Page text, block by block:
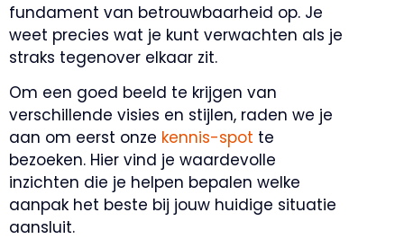
fundament van betrouwbaarheid op. Je
weet precies wat je kunt verwachten als je
straks tegenover elkaar zit.
Om een goed beeld te krijgen van
verschillende visies en stijlen, raden we je
aan om eerst onze kennis-spot te
bezoeken. Hier vind je waardevolle
inzichten die je helpen bepalen welke
aanpak het beste bij jouw huidige situatie
aansluit.